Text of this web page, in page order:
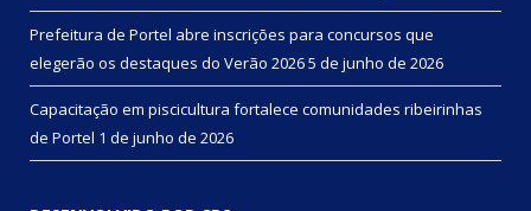
Prefeitura de Portel abre inscrições para concursos que
elegerão os destaques do Verão 20265 de junho de 2026
Capacitação em piscicultura fortalece comunidades ribeirinhas
de Portel 1 de junho de 2026